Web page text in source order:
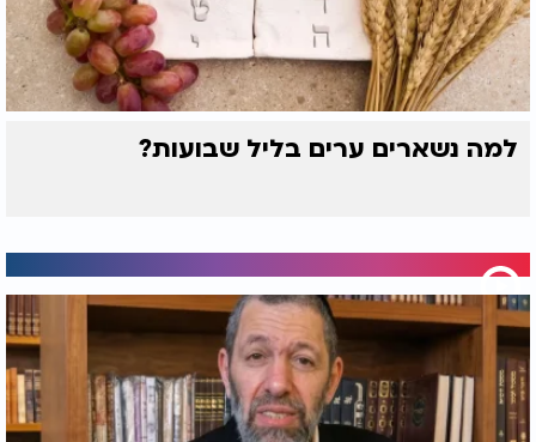
למה נשארים ערים בליל שבועות?